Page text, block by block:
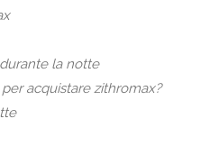
la notte
acquistare zithromax?